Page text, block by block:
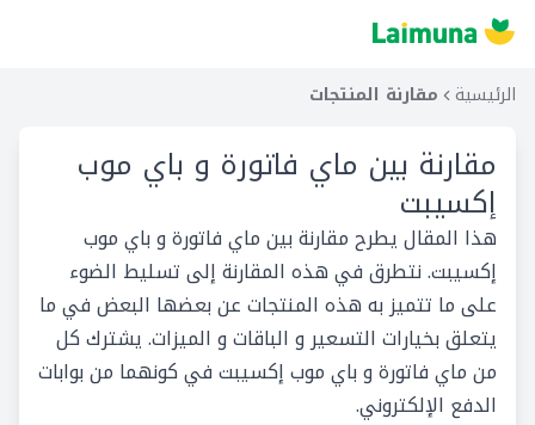
الرئيسية مقارنة المنتجات
مقارنة بين ماي فاتورة و باي موب
إكسيبت
هذا المقال يطرح مقارنة بين ماي فاتورة و باي موب
إكسيبت. نتطرق في هذه المقارنة إلى تسليط الضوء
على ما تتميز به هذه المنتجات عن بعضها البعض في ما
يتعلق بخيارات التسعير و الباقات و الميزات. يشترك كل
من ماي فاتورة و باي موب إكسيبت في كونهما من بوابات
الدفع الإلكتروني.